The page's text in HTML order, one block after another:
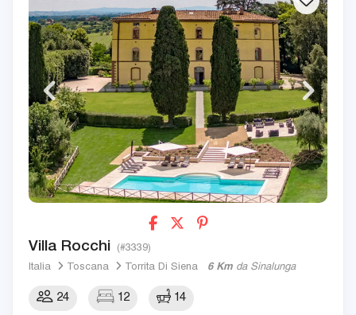
Villa Rocchi (#3339)
Italia Toscana Torrita Di Siena 6 Km da Sinalunga
24 12 14